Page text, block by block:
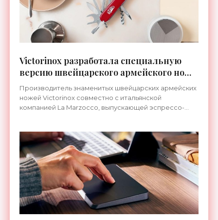
Victorinox разработала специальную
версию швейцарского армейского ножа
для любителей кофе - «Гаджеты»
Производитель знаменитых швейцарских армейских
ножей Victorinox совместно с итальянской
компанией La Marzocco, выпускающей эспрессо-